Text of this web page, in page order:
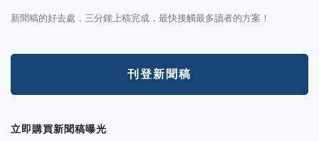
新聞稿的好去處，三分鐘上稿完成，最快接觸最多讀者的方案！
刊登新聞稿
立即購買新聞稿曝光